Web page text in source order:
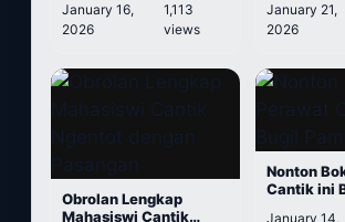
January 16,
2026
1,113
views
January 21,
2026
Obrolan Lengkap
Mahasiswi Cantik
Nonton
Cantik ini
January 14,